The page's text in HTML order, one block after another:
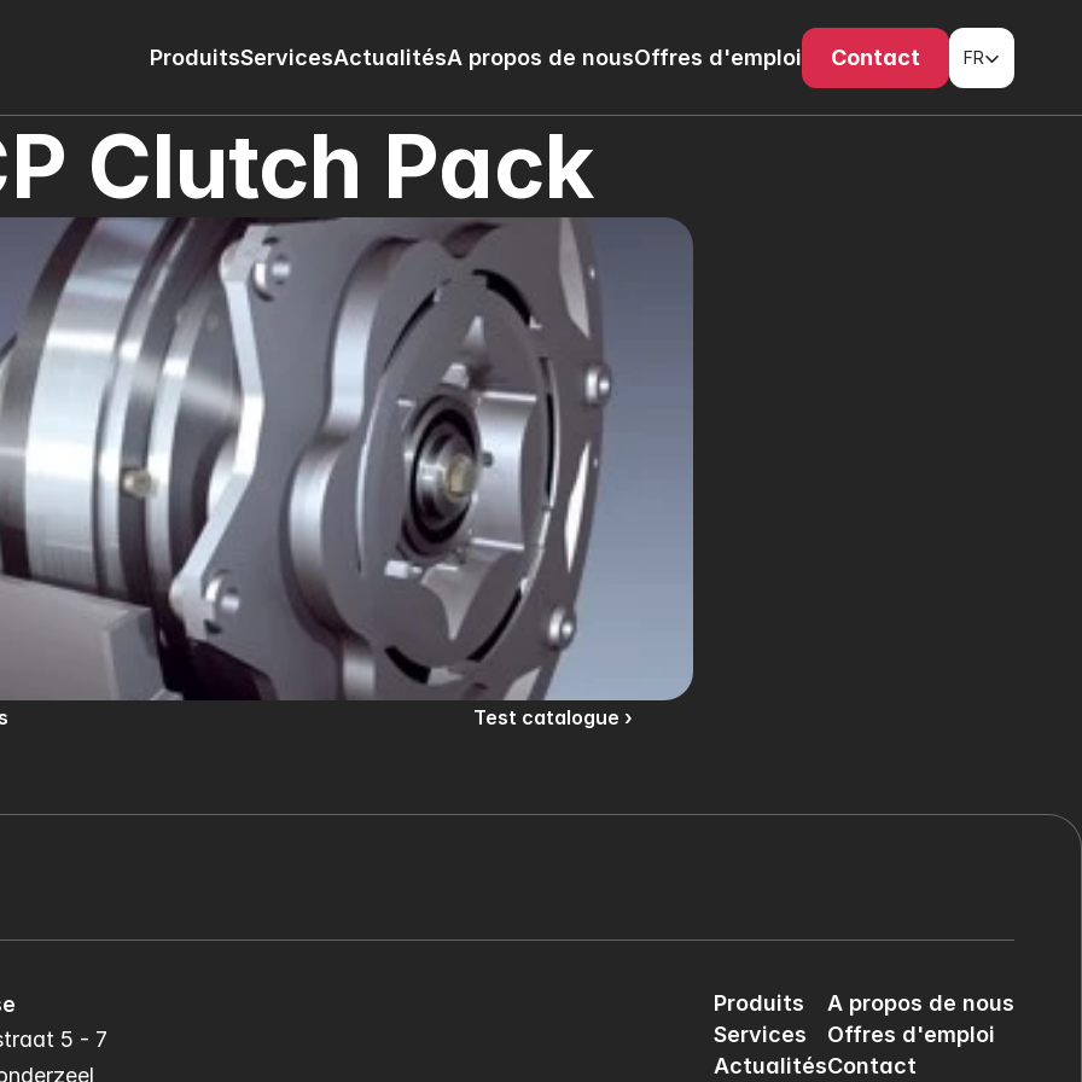
ProduitsServicesActualitésA propos de nousOffres d'emploi Contact
Select Language
FR
Clutch Pack
Test catalogue ›
5 - 7
Produits
Services
Actualités
A propos de nous
Offres d'emploi
Contact